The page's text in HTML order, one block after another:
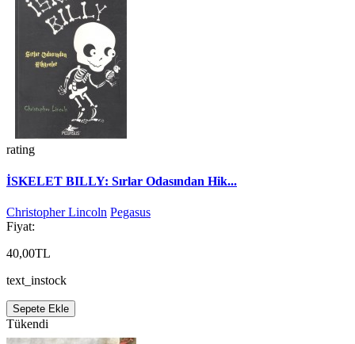
rating
İSKELET BILLY: Sırlar Odasından Hik...
Christopher Lincoln Pegasus
Fiyat:
40,00TL
text_instock
Sepete Ekle
Tükendi